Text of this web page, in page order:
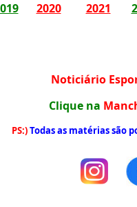
2020 2021
Noticiário
Clique na
PS:)Todas as matérias são